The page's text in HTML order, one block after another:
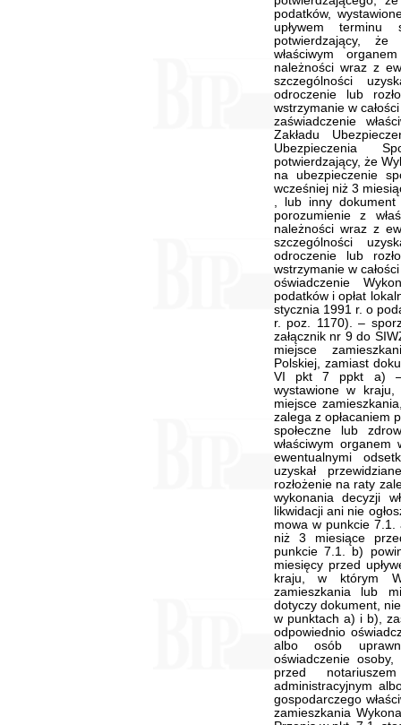
podatków,
upływem
potwierdzający,
właściwym
należności wraz z
szczególności
odroczenie lub
wstrzymanie w
zaświadczenie
Zakładu
Ubezpieczenia
potwierdzający, że
na ubezpieczenie
wcześniej niż 3
, lub inny dokument
porozumienie z
należności wraz z
szczególności
odroczenie lub
wstrzymanie w
oświadczenie
podatków i opłat
stycznia 1991 r. o
r. poz. 1170). –
załącznik nr 9 do
miejsce
Polskiej, zamiast
VI pkt 7 ppkt a) –
wystawione w
miejsce
zalega z opłacaniem
społeczne lub
właściwym
ewentualnymi
uzyskał
rozłożenie na raty
wykonania decyzji
likwidacji ani nie
mowa w punkcie 7.1.
niż 3 miesiące
punkcie 7.1. b)
miesięcy przed
kraju, w którym
zamieszkania lub
dotyczy dokument,
w punktach a) i b),
odpowiednio
albo osób
oświadczenie osoby,
przed
administracyjnym
gospodarczego
zamieszkania